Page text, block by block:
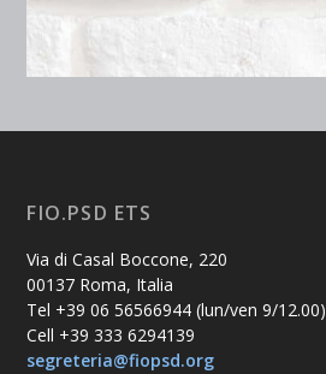
FIO.PSD ETS
Via di Casal Boccone, 220
00137 Roma, Italia
Tel +39 06 56566944 (lun/ven 9/12.00)
Cell +39 333 6294139
segreteria@fiopsd.org